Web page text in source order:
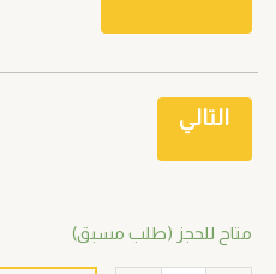
التالي
متاح للحجز (طلب مسبق)